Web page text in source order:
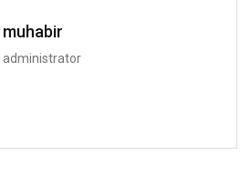
muhabir
administrator